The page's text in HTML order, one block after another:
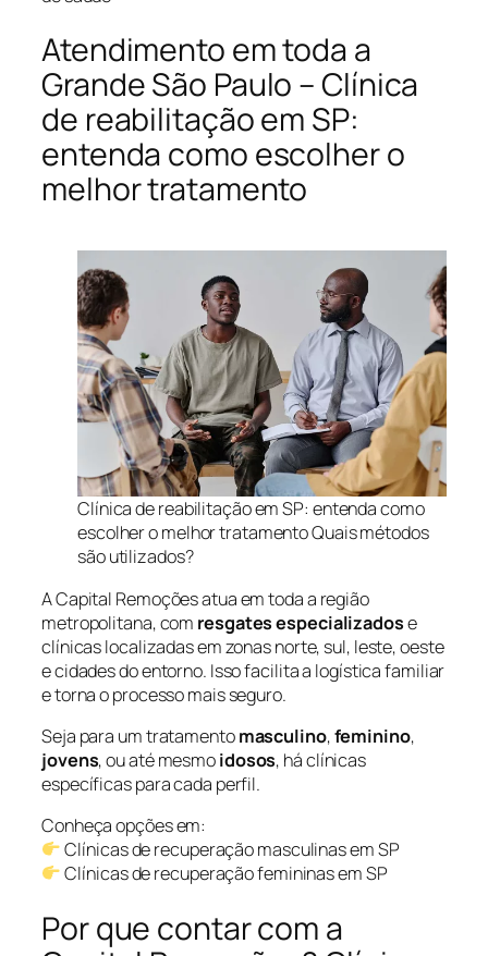
Atendimento em toda a
Grande São Paulo – Clínica
de reabilitação em SP:
entenda como escolher o
melhor tratamento
Clínica de reabilitação em SP: entenda como
escolher o melhor tratamento Quais métodos
são utilizados?
A Capital Remoções atua em toda a região
metropolitana, com resgates especializadose
clínicas localizadas em zonas norte, sul, leste, oeste
e cidades do entorno. Isso facilita a logística familiar
e torna o processo mais seguro.
Seja para um tratamentomasculino,feminino,
jovens, ou até mesmoidosos, há clínicas
específicas para cada perfil.
Conheça opções em:
Clínicas de recuperação masculinas em SP
Clínicas de recuperação femininas em SP
Por que contar com a